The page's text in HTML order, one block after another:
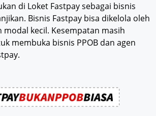
di Loket Fastpay sebagai bisnis
Bisnis Fastpay bisa dikelola oleh
modal kecil. Kesempatan masih
membuka bisnis PPOB dan agen